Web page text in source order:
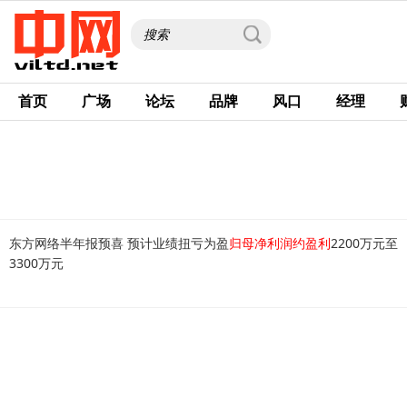
首页 广场 论坛 品牌 风口 经理
东方网络半年报预喜 预计业绩扭亏为盈归母净利润约盈利2200万元至
3300万元